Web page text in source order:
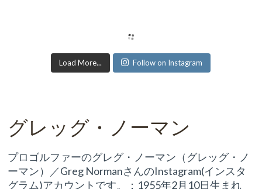
Load More... Follow on Instagram
グレッグ・ノーマン
プロゴルファーのグレグ・ノーマン（グレッグ・ノ
ーマン）／Greg NormanさんのInstagram(インスタ
グラム)アカウントです。：1955年2月10日生まれ